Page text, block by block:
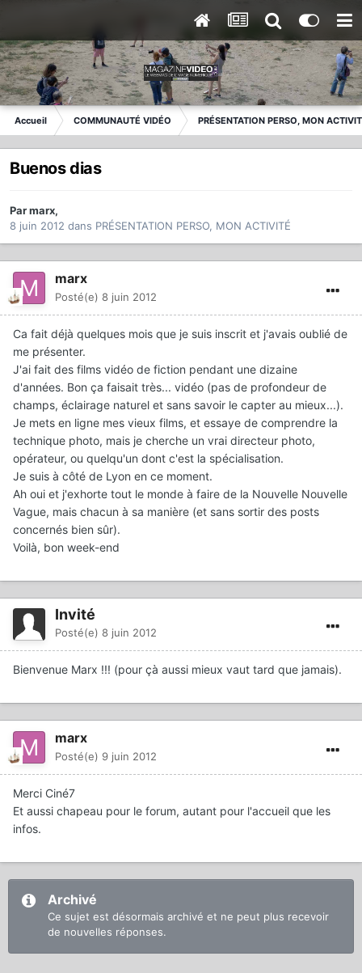
Accueil COMMUNAUTÉ VIDÉO PRÉSENTATION PERSO, MON
Buenos dias
Parmarx,
8 juin 2012 dans PRÉSENTATION PERSO, MON ACTIVITÉ
marx
Posté(e) 8 juin 2012
Ca fait déjà quelques mois que je suis inscrit et j'avais oublié de
me présenter.
J'ai fait des films vidéo de fiction pendant une dizaine
d'années. Bon ça faisait très... vidéo (pas de profondeur de
champs, éclairage naturel et sans savoir le capter au mieux...).
Je mets en ligne mes vieux films, et essaye de comprendre la
technique photo, mais je cherche un vrai directeur photo,
opérateur, ou quelqu'un dont c'est la spécialisation.
Je suis à côté de Lyon en ce moment.
Ah oui et j'exhorte tout le monde à faire de la Nouvelle Nouvelle
Vague, mais chacun à sa manière (et sans sortir des posts
concernés bien sûr).
Voilà, bon week-end
Invité
Posté(e) 8 juin 2012
Bienvenue Marx !!! (pour çà aussi mieux vaut tard que jamais).
marx
Posté(e) 9 juin 2012
Merci Ciné7
Et aussi chapeau pour le forum, autant pour l'accueil que les
infos.
Archivé
Ce sujet est désormais archivé et ne peut plus recevoir
de nouvelles réponses.